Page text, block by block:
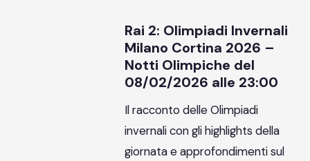
Rai 2: Olimpiadi Invernali
Milano Cortina 2026 –
Notti Olimpiche del
08/02/2026 alle 23:00
Il racconto delle Olimpiadi
invernali con gli highlights della
giornata e approfondimenti sul